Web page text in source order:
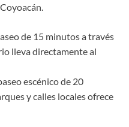
de 15 minutos a través
lleva directamente al
escénico de 20
y calles locales ofrece